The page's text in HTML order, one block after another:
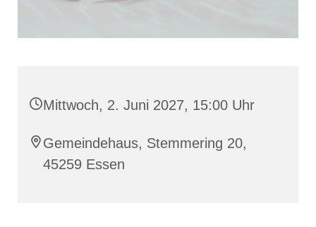
Mittwoch, 2. Juni 2027, 15:00 Uhr
Gemeindehaus, Stemmering 20,
45259 Essen